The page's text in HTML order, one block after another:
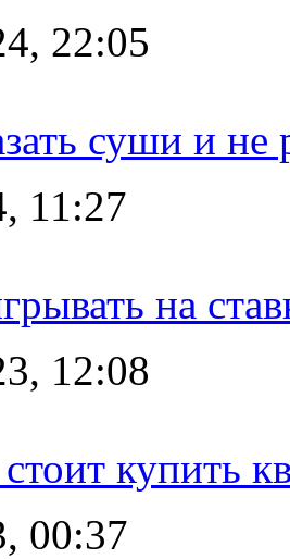
22:05
суши и не
11:27
на
12:08
купить
00:37